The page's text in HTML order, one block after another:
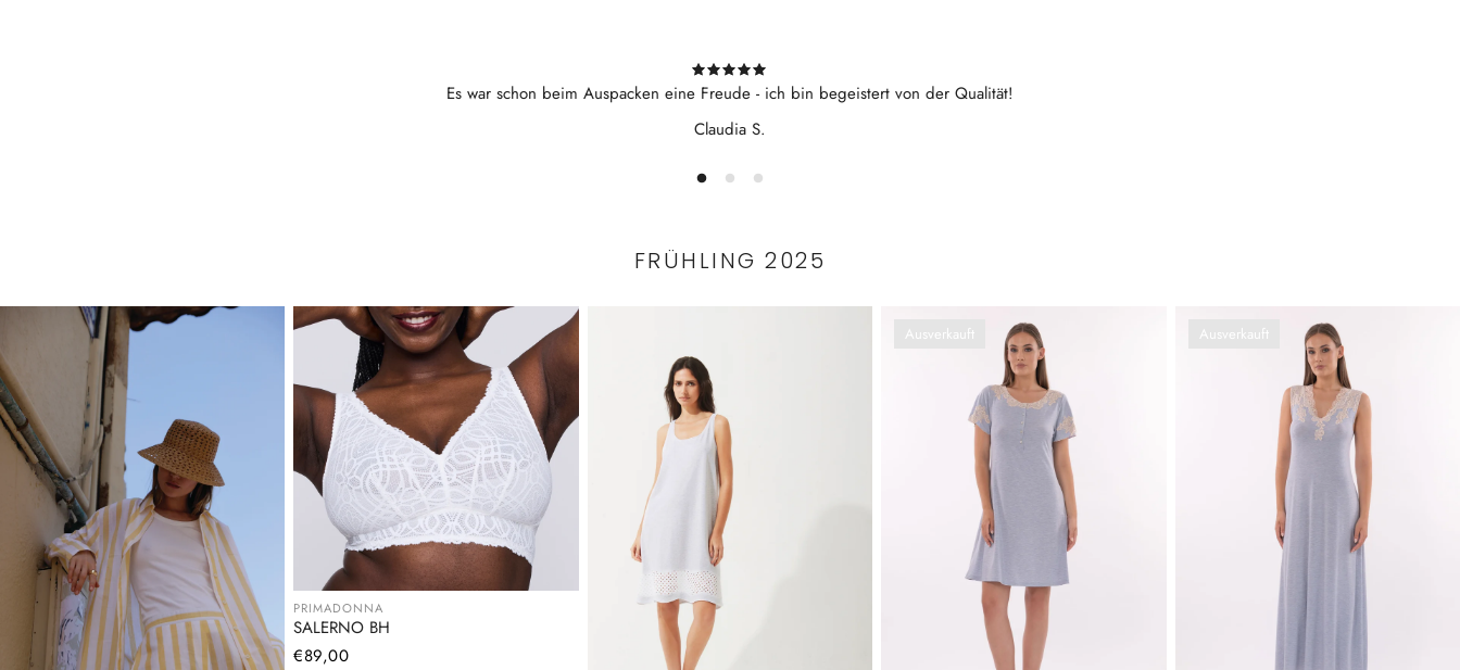
Es war schon beim Auspacken eine Freude - ich bin begeistert von der Qualität!
Claudia S.
FRÜHLING 2025
PRIMADONNA
SALERNO BH
Normaler
€89,00
Ausverkauft Ausverkauft